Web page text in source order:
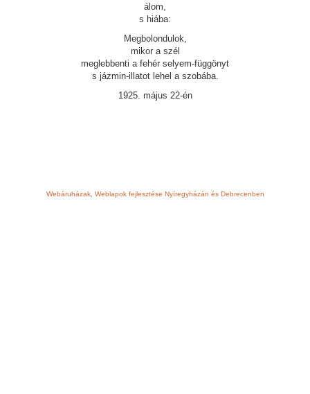
álom,
s hiába:
Megbolondulok,
mikor a szél
meglebbenti a fehér selyem-függönyt
s jázmin-illatot lehel a szobába.
1925. május 22-én
Webáruházak, Weblapok fejlesztése Nyíregyházán és Debrecenben